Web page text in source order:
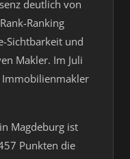
deutlich von
Ranking
Sichtbarkeit und
Makler. Im Juli
Magdeburg ist
Punkten die